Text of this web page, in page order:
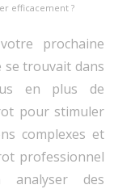
efficacement ?
prochaine
se trouvait dans
en plus de
pour stimuler
complexes et
professionnel
des